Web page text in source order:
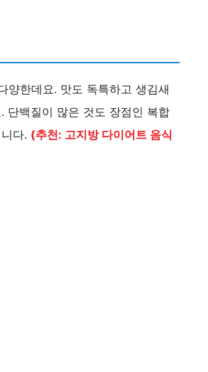
양한데요. 맛도 독특하고 생김새
단백질이 많은 것도 장점인 복합
다. (추천: 고지방 다이어트 음식